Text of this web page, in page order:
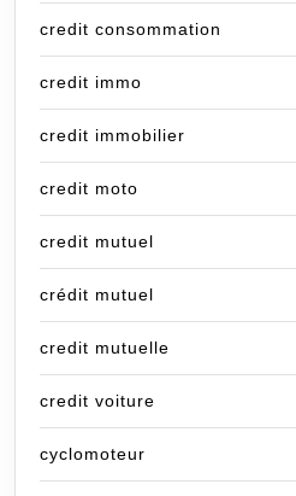
credit consommation
credit immo
credit immobilier
credit moto
credit mutuel
crédit mutuel
credit mutuelle
credit voiture
cyclomoteur